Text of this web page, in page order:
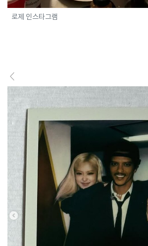
로제 인스타그램